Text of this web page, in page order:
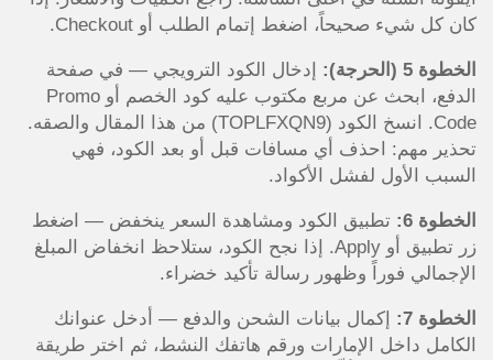
كان كل شيء صحيحاً، اضغط إتمام الطلب أو Checkout.
الخطوة 5 (الحرجة):
إدخال الكود الترويجي — في صفحة
الدفع، ابحث عن مربع مكتوب عليه كود الخصم أو Promo
Code. انسخ الكود (TOPLFXQN9) من هذا المقال والصقه.
تحذير مهم: احذف أي مسافات قبل أو بعد الكود، فهي
السبب الأول لفشل الأكواد.
الخطوة 6:
تطبيق الكود ومشاهدة السعر ينخفض — اضغط
زر تطبيق أو Apply. إذا نجح الكود، ستلاحظ انخفاض المبلغ
الإجمالي فوراً وظهور رسالة تأكيد خضراء.
الخطوة 7:
إكمال بيانات الشحن والدفع — أدخل عنوانك
الكامل داخل الإمارات ورقم هاتفك النشط، ثم اختر طريقة